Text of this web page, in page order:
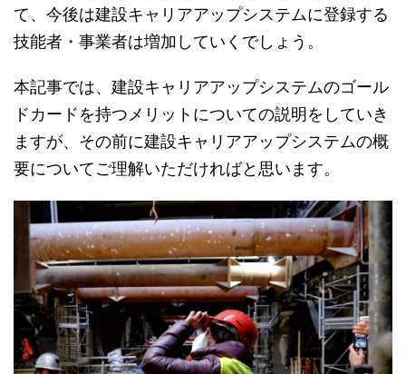
て、今後は建設キャリアアップシステムに登録する
技能者・事業者は増加していくでしょう。
本記事では、建設キャリアアップシステムのゴール
ドカードを持つメリットについての説明をしていき
ますが、その前に建設キャリアアップシステムの概
要についてご理解いただければと思います。